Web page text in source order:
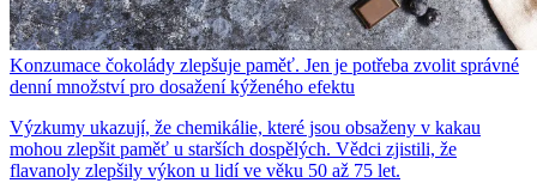
Konzumace čokolády zlepšuje paměť. Jen je potřeba zvolit správné
denní množství pro dosažení kýženého efektu
Výzkumy ukazují, že chemikálie, které jsou obsaženy v kakau
mohou zlepšit paměť u starších dospělých. Vědci zjistili, že
flavanoly zlepšily výkon u lidí ve věku 50 až 75 let.